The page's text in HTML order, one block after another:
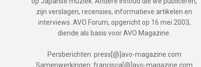
zijn verslagen, recensies, informatieve artikelen en
interviews. AVO Forum, opgericht op 16 mei 2003,
diende als basis voor AVO Magazine.
Persberichten: press[@]avo-magazine.com
Samenwerkingen: francisca[@]avo-magazine.com